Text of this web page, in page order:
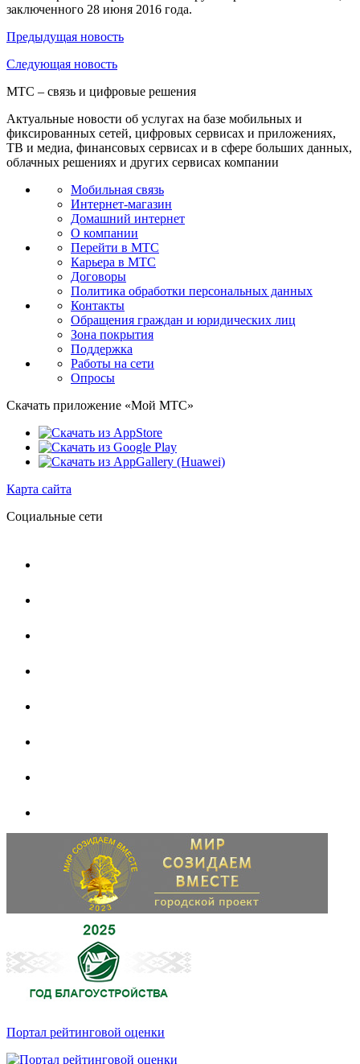
заключенного 28 июня 2016 года.
Предыдущая новость
Следующая новость
МТС – связь и цифровые решения
Актуальные новости об услугах на базе мобильных и
фиксированных сетей, цифровых сервисах и приложениях,
ТВ и медиа, финансовых сервисах и в сфере больших данных,
облачных решениях и других сервисах компании
Мобильная связь
Интернет-магазин
Домашний интернет
О компании
Перейти в МТС
Карьера в МТС
Договоры
Политика обработки персональных данных
Контакты
Обращения граждан и юридических лиц
Зона покрытия
Поддержка
Работы на сети
Опросы
Скачать приложение «Мой МТС»
Карта сайта
Социальные сети
Портал рейтинговой оценки